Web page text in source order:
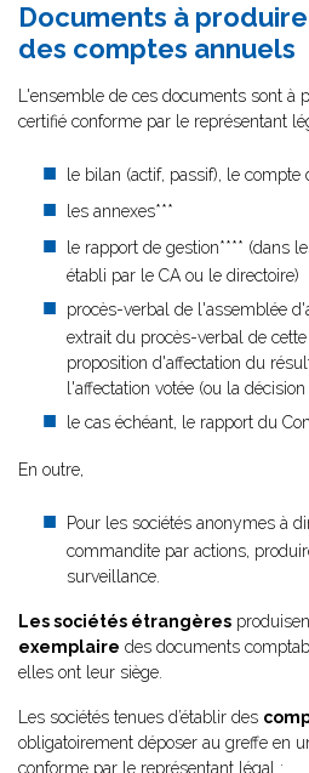
Documents à
des comptes annuels
L'ensemble de ces documents sont à
certifié conforme par le représentant
le bilan (actif, passif), le compte
les annexes***
le rapport de gestion**** (dans
établi par le CA ou le directoire)
procès-verbal de l'assemblée
extrait du procès-verbal de
proposition d'affectation du
l'affectation votée (ou la
le cas échéant, le rapport du
En outre,
Pour les sociétés anonymes à
commandite par actions,
surveillance.
Les sociétés étrangères
exemplaire des documents
elles ont leur siège.
Les sociétés tenues d’établir des
obligatoirement déposer au greffe en
conforme par le représentant légal :